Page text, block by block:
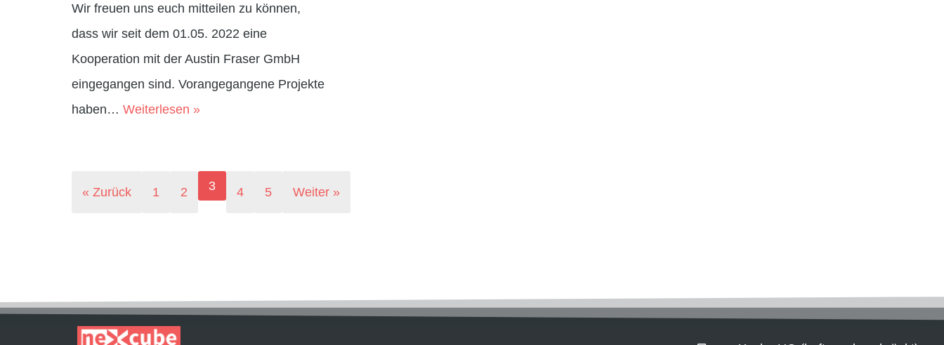
Wir freuen uns euch mitteilen zu können,
dass wir seit dem 01.05. 2022 eine
Kooperation mit der Austin Fraser GmbH
eingegangen sind. Vorangegangene Projekte
haben… Weiterlesen »
« Zurück 1 2 3 4 5 Weiter »